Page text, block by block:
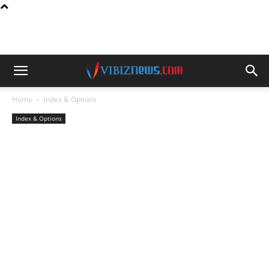
Home Index & Options
Index & Options